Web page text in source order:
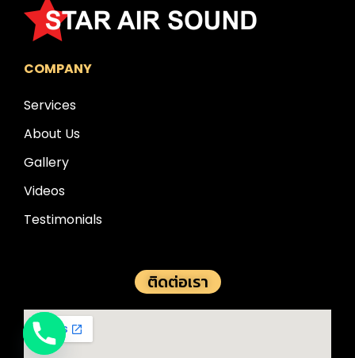
COMPANY
Services
About Us
Gallery
Videos
Testimonials
ติดต่อเรา